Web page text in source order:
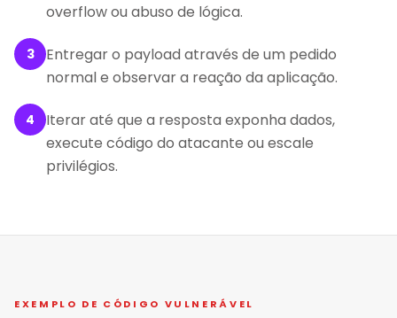
overflow ou abuso de lógica.
3
Entregar o payload através de um pedido
normal e observar a reação da aplicação.
4
Iterar até que a resposta exponha dados,
execute código do atacante ou escale
privilégios.
EXEMPLO DE CÓDIGO VULNERÁVEL